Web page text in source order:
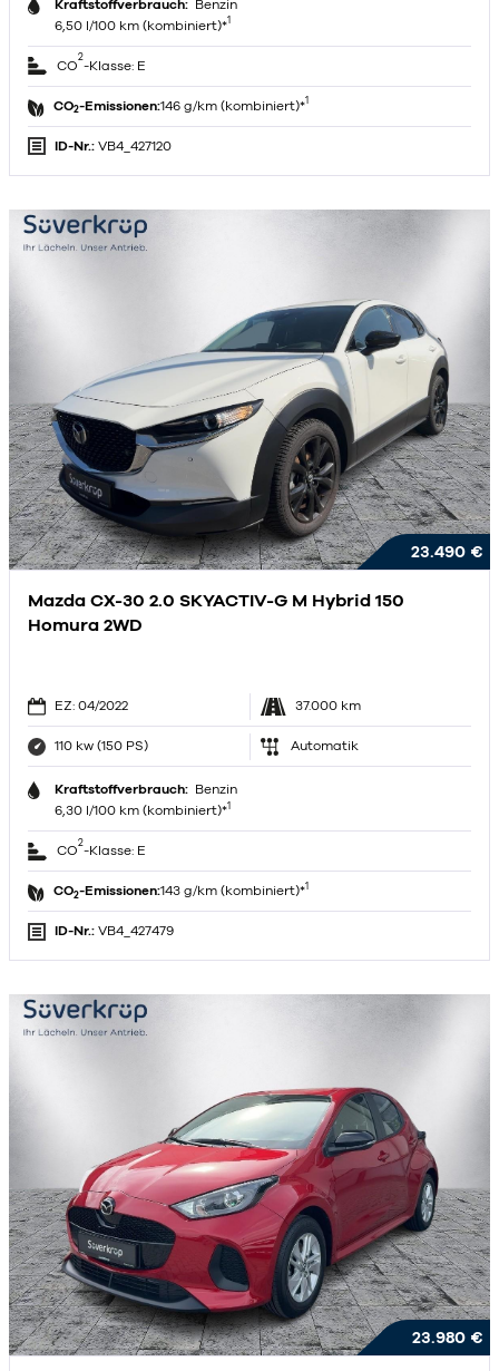
Kraftstoffverbrauch: Benzin
6,50 l/100 km (kombiniert)*1
CO
2
-Klasse: E
CO2-Emissionen:146 g/km (kombiniert)*1
ID-Nr.: VB4_427120
23.490 €
Mazda CX-30 2.0 SKYACTIV-G M Hybrid 150
Homura 2WD
EZ: 04/2022 37.000 km
110 kw (150 PS) Automatik
Kraftstoffverbrauch: Benzin
6,30 l/100 km (kombiniert)*1
CO
2
-Klasse: E
CO2-Emissionen:143 g/km (kombiniert)*1
ID-Nr.: VB4_427479
23.980 €